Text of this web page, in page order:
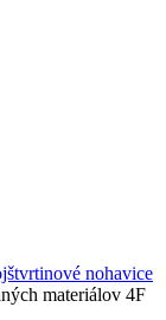
nohavice
materiálov 4F